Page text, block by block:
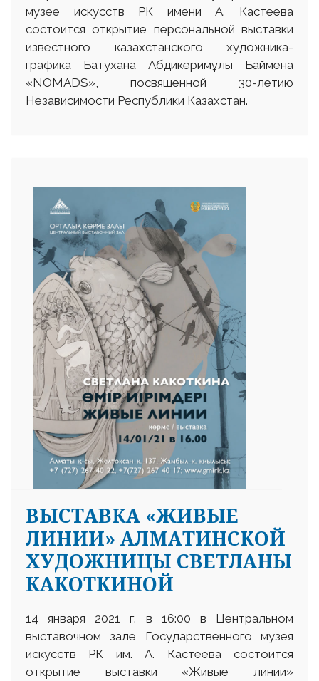
музее искусств РК имени А. Кастеева
состоится открытие персональной выставки
известного казахстанского художника-
графика Батухана Абдикеримұлы Баймена
«NOMADS», посвященной 30-летию
Независимости Республики Казахстан.
ВЫСТАВКА «ЖИВЫЕ
ЛИНИИ» АЛМАТИНСКОЙ
ХУДОЖНИЦЫ СВЕТЛАНЫ
КАКОТКИНОЙ
14 января 2021 г. в 16:00 в Центральном
выставочном зале Государственного музея
искусств РК им. А. Кастеева состоится
открытие выставки «Живые линии»